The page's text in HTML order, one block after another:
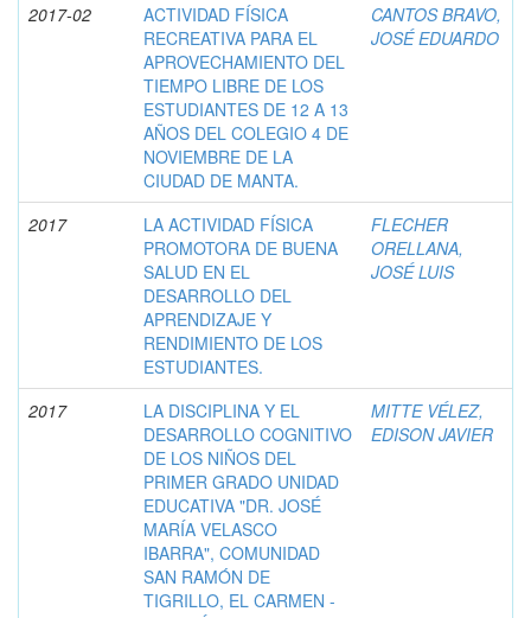
2017-02
ACTIVIDAD FÍSICA
RECREATIVA PARA EL
APROVECHAMIENTO DEL
TIEMPO LIBRE DE LOS
ESTUDIANTES DE 12 A 13
AÑOS DEL COLEGIO 4 DE
NOVIEMBRE DE LA
CIUDAD DE MANTA.
CANTOS BRAVO,
JOSÉ EDUARDO
2017
LA ACTIVIDAD FÍSICA
PROMOTORA DE BUENA
SALUD EN EL
DESARROLLO DEL
APRENDIZAJE Y
RENDIMIENTO DE LOS
ESTUDIANTES.
FLECHER
ORELLANA,
JOSÉ LUIS
2017
LA DISCIPLINA Y EL
DESARROLLO COGNITIVO
DE LOS NIÑOS DEL
PRIMER GRADO UNIDAD
EDUCATIVA "DR. JOSÉ
MARÍA VELASCO
IBARRA", COMUNIDAD
SAN RAMÓN DE
TIGRILLO, EL CARMEN -
MITTE VÉLEZ,
EDISON JAVIER